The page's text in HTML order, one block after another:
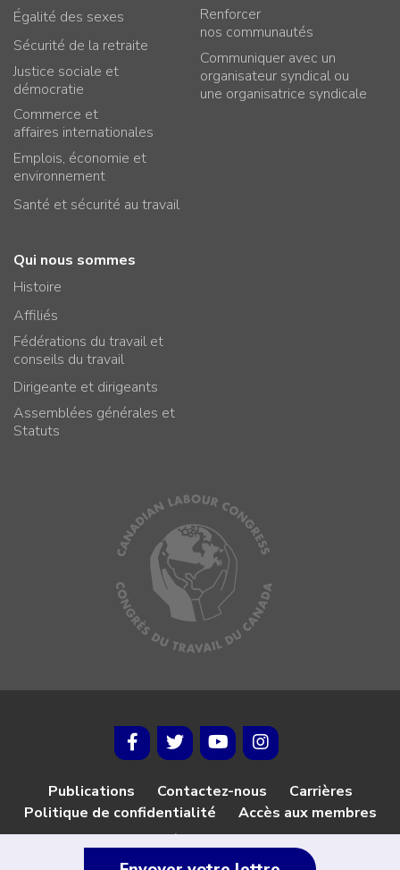
Égalité des sexes
Sécurité de la retraite
Justice sociale et
démocratie
Commerce et
affaires internationales
Emplois, économie et
environnement
Santé et sécurité au travail
Renforcer
nos communautés
Communiquer avec un
organisateur syndical ou
une organisatrice syndicale
Qui nous sommes
Histoire
Affiliés
Fédérations du travail et
conseils du travail
Dirigeante et dirigeants
Assemblées générales et
Statuts
Publications Contactez-nous
Carrières
Politique de confidentialité
Accès aux membres
© 2026 Congrès du travail du Canada